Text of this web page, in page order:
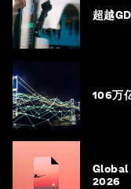
超越
106万
2026